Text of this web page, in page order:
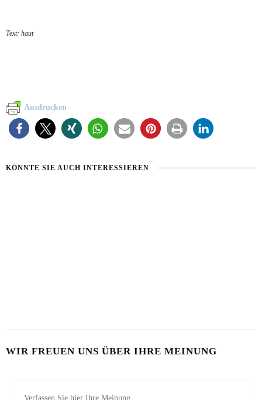
Text: haut
Ausdrucken
KÖNNTE SIE AUCH INTERESSIEREN
WIR FREUEN UNS ÜBER IHRE MEINUNG